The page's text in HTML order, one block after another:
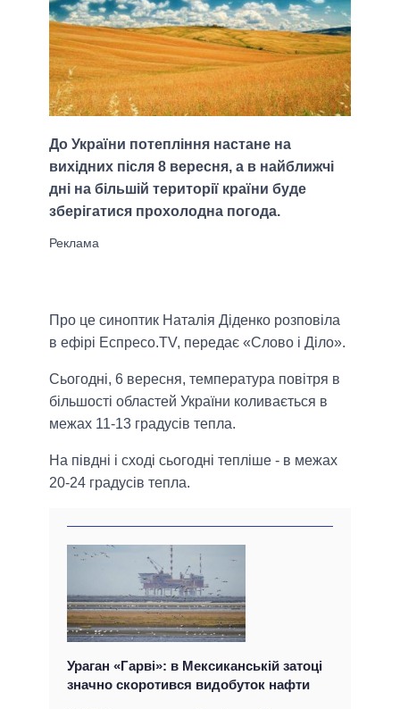
До України потепління настане на
вихідних після 8 вересня, а в найближчі
дні на більшій території країни буде
зберігатися прохолодна погода.
Про це синоптик Наталія Діденко розповіла
в ефірі Еспресо.TV, передає «Слово і Діло».
Сьогодні, 6 вересня, температура повітря в
більшості областей України коливається в
межах 11-13 градусів тепла.
На півдні і сході сьогодні тепліше - в межах
20-24 градусів тепла.
Ураган «Гарві»: в Мексиканській затоці
значно скоротився видобуток нафти